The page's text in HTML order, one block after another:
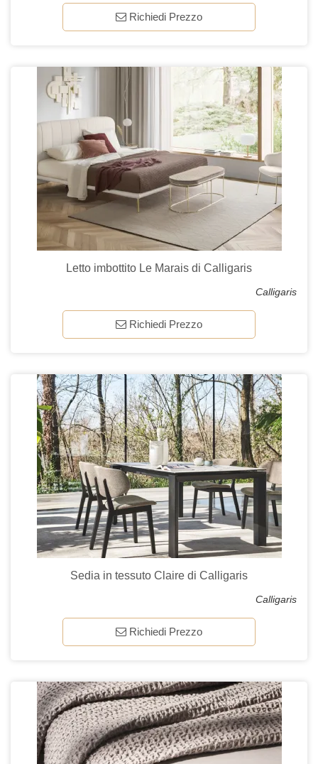
Richiedi Prezzo
Letto imbottito Le Marais di Calligaris
Calligaris
Richiedi Prezzo
Sedia in tessuto Claire di Calligaris
Calligaris
Richiedi Prezzo